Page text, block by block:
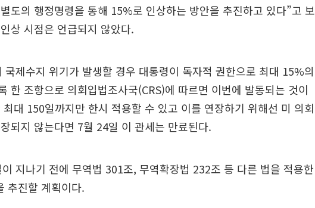
도의 행정명령을 통해 15%로 인상하는 방안을 추진하고 있다”고 보
상 시점은 언급되지 않았다.
제수지 위기가 발생할 경우 대통령이 독자적 권한으로 최대 15%의
한 조항으로 의회입법조사국(CRS)에 따르면 이번에 발동되는 것이
대 150일까지만 한시 적용할 수 있고 이를 연장하기 위해선 미 의회
되지 않는다면 7월 24일 이 관세는 만료된다.
지나기 전에 무역법 301조, 무역확장법 232조 등 다른 법을 적용한
추진할 계획이다.